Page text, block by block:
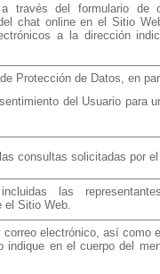
a través del formulario de
chat online en el Sitio
a la dirección
Protección de Datos, en
del Usuario para
consultas solicitadas por
las
Sitio Web.
correo electrónico, así como
indique en el cuerpo del